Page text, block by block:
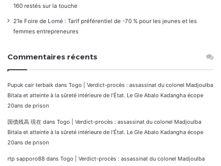
160 restés sur la touche
21e Foire de Lomé : Tarif préférentiel de -70 % pour les jeunes et les
femmes entrepreneures
Commentaires récents
Pupuk cair terbaik dans Togo | Verdict-procès : assassinat du colonel Madjoulba
Bitala et atteinte à la sûreté intérieure de l’État. Le Gle Abalo Kadangha écope
20ans de prison
国債残高 現在 dans Togo | Verdict-procès : assassinat du colonel Madjoulba
Bitala et atteinte à la sûreté intérieure de l’État. Le Gle Abalo Kadangha écope
20ans de prison
rtp sapporo88 dans Togo | Verdict-procès : assassinat du colonel Madjoulba